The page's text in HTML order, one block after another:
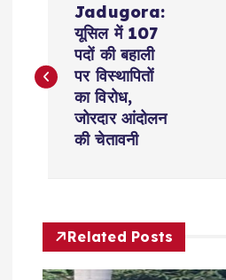
s
a
v
Jadugora:
यूसिल में 107
पदों की बहाली
पर विस्थापितों
का विरोध,
जोरदार आंदोलन
की चेतावनी
Related Posts